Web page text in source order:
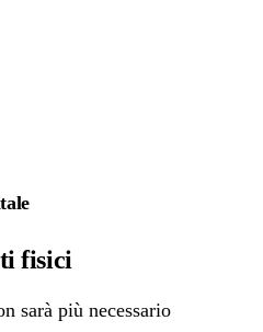
fisici
sarà più necessario